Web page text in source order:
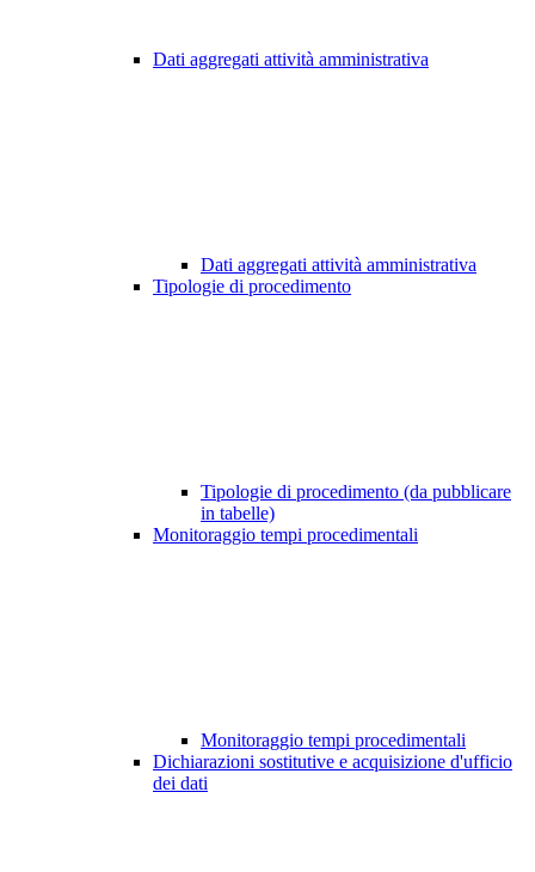
Dati aggregati attività amministrativa
Dati aggregati attività amministrativa
Tipologie di procedimento
Tipologie di procedimento (da pubblicare
in tabelle)
Monitoraggio tempi procedimentali
Monitoraggio tempi procedimentali
Dichiarazioni sostitutive e acquisizione d'ufficio
dei dati